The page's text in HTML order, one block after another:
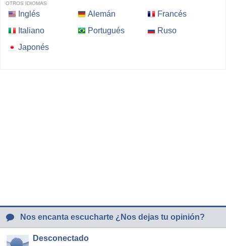
OTROS IDIOMAS
Inglés Alemán
Francés
Italiano
Portugués
Ruso
Japonés
Nos encanta escucharte ¿Nos dejas tu opinión?
Desconectado